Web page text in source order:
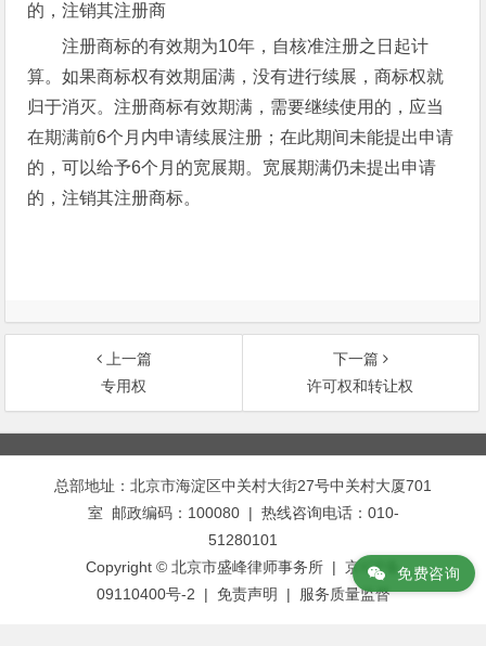
的，注销其注册商
注册商标的有效期为10年，自核准注册之日起计
算。如果商标权有效期届满，没有进行续展，商标权就
归于消灭。注册商标有效期满，需要继续使用的，应当
在期满前6个月内申请续展注册；在此期间未能提出申请
的，可以给予6个月的宽展期。宽展期满仍未提出申请
的，注销其注册商标。
上一篇
专用权
下一篇
许可权和转让权
文
章
总部地址：北京市海淀区中关村大街27号中关村大厦701
室 邮政编码：100080 | 热线咨询电话：010-
51280101
Copyright © 北京市盛峰律师事务所 | 京ICP备
09110400号-2 | 免责声明 | 服务质量监督
免费咨询